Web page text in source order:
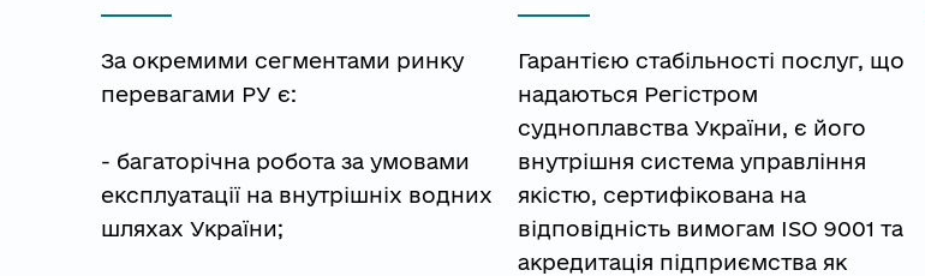
За окремими сегментами ринку
перевагами РУ є:
- багаторічна робота за умовами
експлуатації на внутрішніх водних
шляхах України;
Гарантією стабільності послуг, що
надаються Регістром
судноплавства України, є його
внутрішня система управління
якістю, сертифікована на
відповідність вимогам ISO 9001 та
акредитація підприємства як